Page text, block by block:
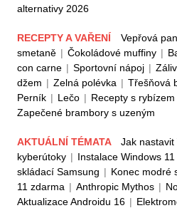
alternativy 2026
RECEPTY A VAŘENÍ Vepřová
smetaně | Čokoládové muffiny |
con carne | Sportovní nápoj |
džem | Zelná polévka | Třešňová
Perník | Lečo | Recepty s rybízem
Zapečené brambory s uzeným
AKTUÁLNÍ TÉMATA Jak nastavit
kyberútoky | Instalace Windows
skládací Samsung | Konec modré
11 zdarma | Anthropic Mythos |
Aktualizace Androidu 16 |